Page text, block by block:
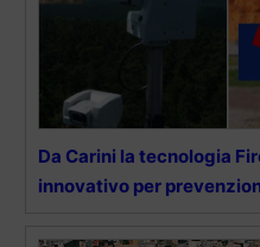
Da Carini la tecnologia
innovativo per